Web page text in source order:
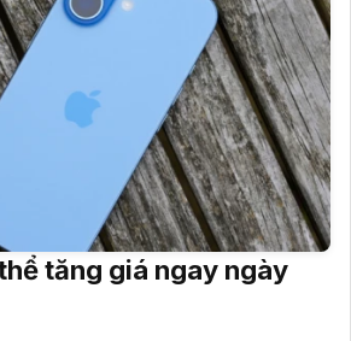
tăng giá ngay ngày